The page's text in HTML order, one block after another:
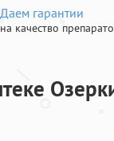
Даем гарантии
на качество